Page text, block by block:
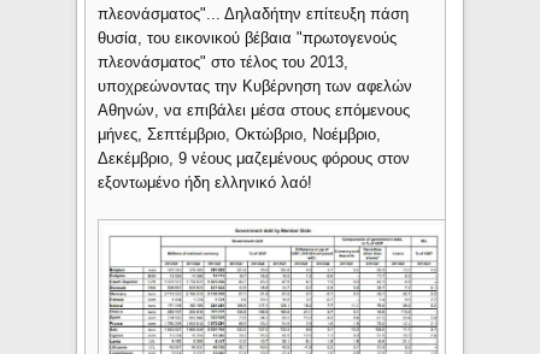
πλεονάσματος"... Δηλαδήτην επίτευξη πάση
θυσία, του εικονικού βέβαια "πρωτογενούς
πλεονάσματος" στο τέλος του 2013,
υποχρεώνοντας την Κυβέρνηση των αφελών
Αθηνών, να επιβάλει μέσα στους επόμενους
μήνες, Σεπτέμβριο, Οκτώβριο, Νοέμβριο,
Δεκέμβριο, 9 νέους μαζεμένους φόρους στον
εξοντωμένο ήδη ελληνικό λαό!